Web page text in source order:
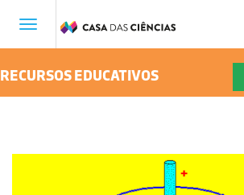
Toggle
RECURSOS EDUCATIVOS